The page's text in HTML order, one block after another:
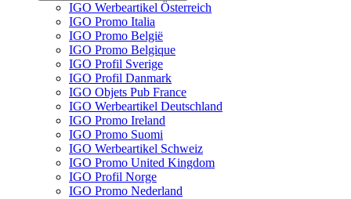
IGO Werbeartikel Österreich
IGO Promo Italia
IGO Promo België
IGO Promo Belgique
IGO Profil Sverige
IGO Profil Danmark
IGO Objets Pub France
IGO Werbeartikel Deutschland
IGO Promo Ireland
IGO Promo Suomi
IGO Werbeartikel Schweiz
IGO Promo United Kingdom
IGO Profil Norge
IGO Promo Nederland